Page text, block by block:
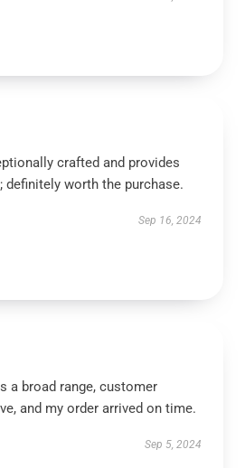
crafted and provides
worth the purchase.
Sep 16, 2024
a broad range, customer
and my order arrived on time.
Sep 5, 2024